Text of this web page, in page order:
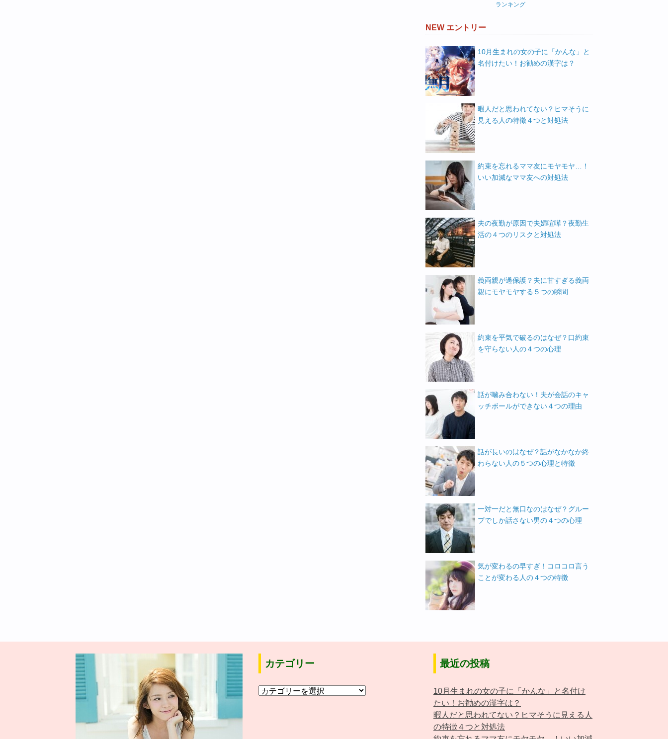
ランキング
NEW エントリー
10月生まれの女の子に「かんな」と
名付けたい！お勧めの漢字は？
暇人だと思われてない？ヒマそうに
見える人の特徴４つと対処法
約束を忘れるママ友にモヤモヤ…！
いい加減なママ友への対処法
夫の夜勤が原因で夫婦喧嘩？夜勤生
活の４つのリスクと対処法
義両親が過保護？夫に甘すぎる義両
親にモヤモヤする５つの瞬間
約束を平気で破るのはなぜ？口約束
を守らない人の４つの心理
話が噛み合わない！夫が会話のキャ
ッチボールができない４つの理由
話が長いのはなぜ？話がなかなか終
わらない人の５つの心理と特徴
一対一だと無口なのはなぜ？グルー
プでしか話さない男の４つの心理
気が変わるの早すぎ！コロコロ言う
ことが変わる人の４つの特徴
カテゴリー
カ
最近の投稿
10月生まれの女の子に「かんな」と名付け
たい！お勧めの漢字は？
暇人だと思われてない？ヒマそうに見える人
の特徴４つと対処法